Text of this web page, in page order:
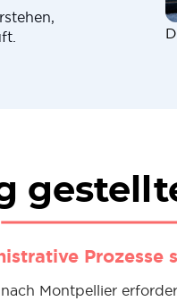
Prozesse
Montpellier